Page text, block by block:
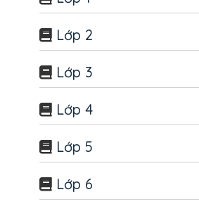
Lớp 2
Lớp 3
Lớp 4
Lớp 5
Lớp 6